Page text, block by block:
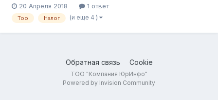
- становится резидентом РФ. Как в этом случае правильно
производить уплату налогов ? Какие изменения произойдут в
20 Апреля 2018 1 ответ
Тоо Налог (и еще 4 )
Обратная связь Cookie
ТОО "Компания ЮрИнфо"
Powered by Invision Community